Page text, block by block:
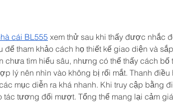
cái BL555 xem thử sau khi thấy được nhắc
để tham khảo cách họ thiết kế giao diện và
chưa tìm hiểu sâu, nhưng có thể thấy cách bố
lý nên nhìn vào không bị rối mắt. Thanh
mục diễn ra khá nhanh. Khi truy cập bằng
tác tương đối mượt. Tổng thể mang lại cảm